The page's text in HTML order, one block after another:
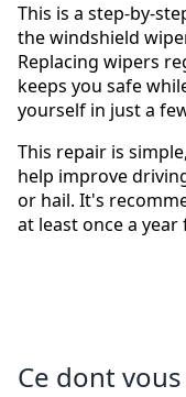
This is a step-by-
the windshield
Replacing wipers
keeps you safe
yourself in just a
This repair is
help improve
or hail. It's
at least once a
Ce dont